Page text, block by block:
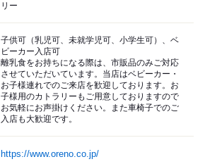
リー
子供可（乳児可、未就学児可、小学生可）、ベ
ビーカー入店可
離乳食をお持ちになる際は、市販品のみご対応
させていただいています。当店はベビーカー・
お子様連れでのご来店を歓迎しております。お
子様用のカトラリーもご用意しておりますので
お気軽にお声掛けください。また車椅子でのご
入店も大歓迎です。
https://www.oreno.co.jp/